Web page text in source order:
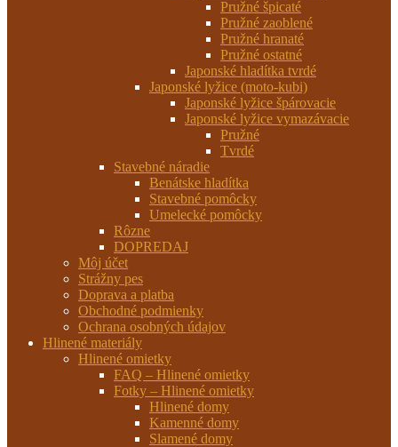
Pružné špicaté
Pružné zaoblené
Pružné hranaté
Pružné ostatné
Japonské hladítka tvrdé
Japonské lyžice (moto-kubi)
Japonské lyžice špárovacie
Japonské lyžice vymazávacie
Pružné
Tvrdé
Stavebné náradie
Benátske hladítka
Stavebné pomôcky
Umelecké pomôcky
Rôzne
DOPREDAJ
Môj účet
Strážny pes
Doprava a platba
Obchodné podmienky
Ochrana osobných údajov
Hlinené materiály
Hlinené omietky
FAQ – Hlinené omietky
Fotky – Hlinené omietky
Hlinené domy
Kamenné domy
Slamené domy